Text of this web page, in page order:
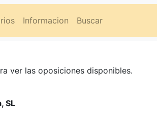
Informacion Buscar
ver las oposiciones disponibles.
SL